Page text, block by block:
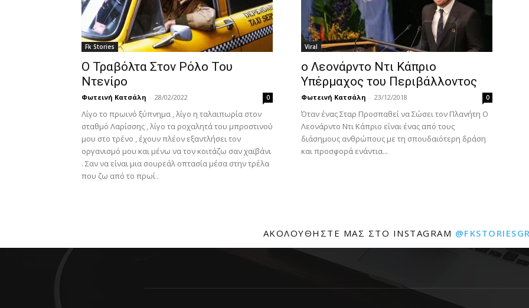
Fk Stories
Ο Τραβόλτα Στον Ρόλο Του
Ντενίρο
Φωτεινή Κατσάλη - 28/02/2022 0
Λίγο το πρωινό ξύπνημα , λίγο η ταλαιπωρία στον
σταθμό Λαρίσσης , λίγο τα ροχαλητά του μπροστινού
μου στο τρένο , έχουν πλέον εξαντλήσει τον
οργανισμό μου και μένω να τον κοιτάζω σαν χαϊβάνι
. Σαν να είναι μια σουρεάλ οπτασία μέσα στην τρέλα
που ζω από το πρωί .
Viral
ο Λεονάρντο Ντι Κάπριο
Υπέρμαχος του Περιβάλλοντος
Φωτεινή Κατσάλη - 23/12/2018 0
Όταν ένας Σταρ Προσπαθεί να Σώσει τον Πλανήτη Ο
Λεονάρντο Ντι Κάπριο είναι ένας από τους
διάσημους ανθρώπους με τη σπουδαιότερη δράση
και προσφορά ενάντια...
ΑΚΟΛΟΥΘΉΣΤΕ ΜΑΣ ΣΤΟ INSTAGRAM